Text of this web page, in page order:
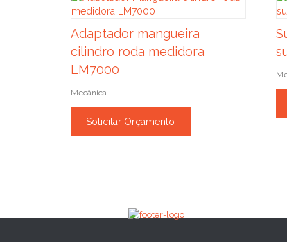
Adaptador mangueira
cilindro roda medidora
LM7000
Mecânica
Solicitar Orçamento